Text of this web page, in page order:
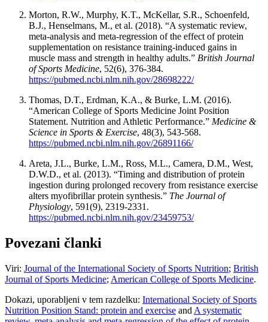
Morton, R.W., Murphy, K.T., McKellar, S.R., Schoenfeld,
B.J., Henselmans, M., et al. (2018). “A systematic review,
meta-analysis and meta-regression of the effect of protein
supplementation on resistance training-induced gains in
muscle mass and strength in healthy adults.” British Journal
of Sports Medicine, 52(6), 376-384.
https://pubmed.ncbi.nlm.nih.gov/28698222/
Thomas, D.T., Erdman, K.A., & Burke, L.M. (2016).
“American College of Sports Medicine Joint Position
Statement. Nutrition and Athletic Performance.” Medicine &
Science in Sports & Exercise, 48(3), 543-568.
https://pubmed.ncbi.nlm.nih.gov/26891166/
Areta, J.L., Burke, L.M., Ross, M.L., Camera, D.M., West,
D.W.D., et al. (2013). “Timing and distribution of protein
ingestion during prolonged recovery from resistance exercise
alters myofibrillar protein synthesis.” The Journal of
Physiology, 591(9), 2319-2331.
https://pubmed.ncbi.nlm.nih.gov/23459753/
Povezani članki
Viri: Journal of the International Society of Sports Nutrition; British
Journal of Sports Medicine; American College of Sports Medicine.
Dokazi, uporabljeni v tem razdelku: International Society of Sports
Nutrition Position Stand: protein and exercise and A systematic